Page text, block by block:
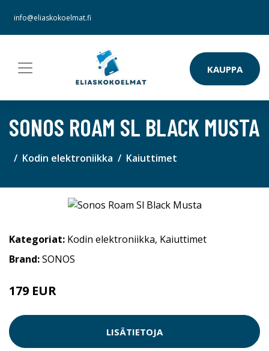
info@eliaskokoelmat.fi
KAUPPA
SONOS ROAM SL BLACK MUSTA
Kodin elektroniikka Kaiuttimet
Kategoriat: Kodin elektroniikka, Kaiuttimet
Brand:SONOS
179 EUR
LISÄTIETOJA